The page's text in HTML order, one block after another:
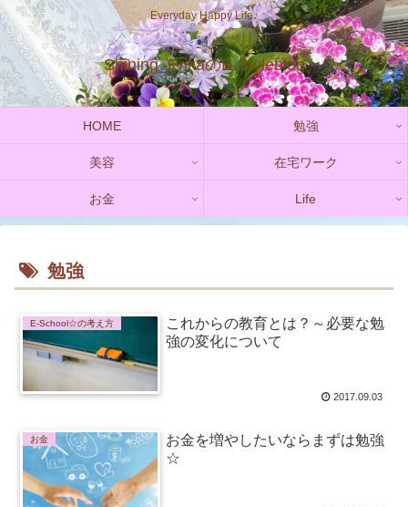
Everyday Happy Life♪
Shining_ErikaのE-Styleblog
HOME 勉強
美容 在宅ワーク
お金 Life
勉強
E-School☆の考え方
これからの教育とは？～必要な勉
強の変化について
2017.09.03
お金
お金を増やしたいならまずは勉強
☆